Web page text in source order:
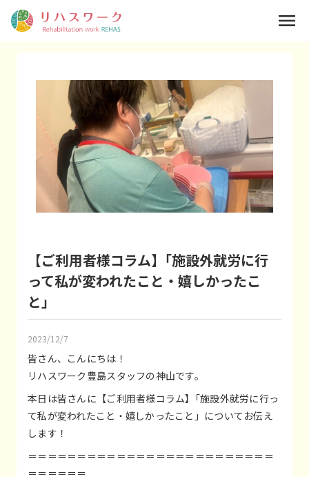
【ご利用者様コラム】｢施設外就労に行
って私が変われたこと・嬉しかったこ
と」
2023/12/7
皆さん、こんにちは！
リハスワーク豊島スタッフの神山です。
本日は皆さんに【ご利用者様コラム】｢施設外就労に行っ
て私が変われたこと・嬉しかったこと」についてお伝え
します！
＝＝＝＝＝＝＝＝＝＝＝＝＝＝＝＝＝＝＝＝＝＝＝＝＝
＝＝＝＝＝＝
menu